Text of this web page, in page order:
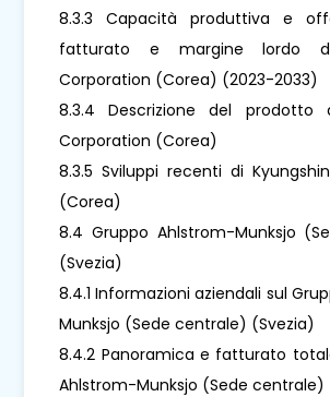
8.3.3 Capacità produttiva e
fatturato e margine lordo di
Corporation (Corea) (2023-2033)
8.3.4 Descrizione del prodotto
Corporation (Corea)
8.3.5 Sviluppi recenti di
(Corea)
8.4 Gruppo Ahlstrom-Munksjo
(Svezia)
8.4.1 Informazioni aziendali sul
Munksjo (Sede centrale) (Svezia)
8.4.2 Panoramica e fatturato
Ahlstrom-Munksjo (Sede centrale)